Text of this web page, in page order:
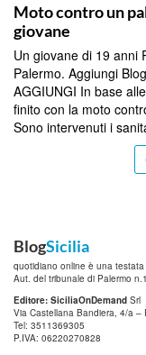
Moto contro un
giovane
Un giovane di 19 anni
Palermo. Aggiungi
AGGIUNGI In base
finito con la moto
Sono intervenuti i
BlogSicilia
quotidiano online è una testata
Aut. del tribunale di Palermo
Editore: SiciliaOnDemand Srl
Via Castellana Bandiera, 4/a –
Tel: 3511369305
P.IVA: 06220270828